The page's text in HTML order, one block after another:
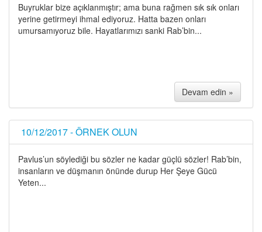
Buyruklar bize açıklanmıştır; ama buna rağmen sık sık onları
yerine getirmeyi ihmal ediyoruz. Hatta bazen onları
umursamıyoruz bile. Hayatlarımızı sanki Rab’bin...
Devam edin »
10/12/2017 - ÖRNEK OLUN
Pavlus’un söylediği bu sözler ne kadar güçlü sözler! Rab’bin,
insanların ve düşmanın önünde durup Her Şeye Gücü
Yeten...